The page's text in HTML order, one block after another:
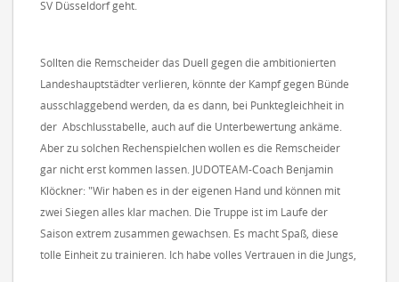
SV Düsseldorf geht.
Sollten die Remscheider das Duell gegen die ambitionierten
Landeshauptstädter verlieren, könnte der Kampf gegen Bünde
ausschlaggebend werden, da es dann, bei Punktegleichheit in
der Abschlusstabelle, auch auf die Unterbewertung ankäme.
Aber zu solchen Rechenspielchen wollen es die Remscheider
gar nicht erst kommen lassen. JUDOTEAM-Coach Benjamin
Klöckner: "Wir haben es in der eigenen Hand und können mit
zwei Siegen alles klar machen. Die Truppe ist im Laufe der
Saison extrem zusammen gewachsen. Es macht Spaß, diese
tolle Einheit zu trainieren. Ich habe volles Vertrauen in die Jungs,